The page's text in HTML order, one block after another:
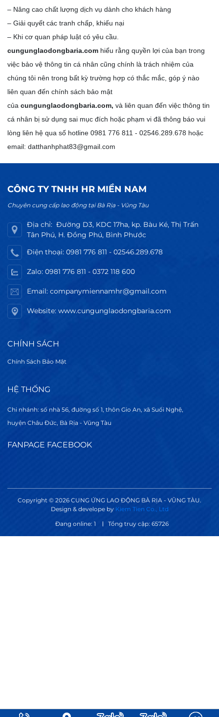
– Nâng cao chất lượng dịch vụ dành cho khách hàng
– Giải quyết các tranh chấp, khiếu nại
– Khi cơ quan pháp luật có yêu cầu.
cungunglaodongbaria.com hiểu rằng quyền lợi của bạn trong
việc bảo vệ thông tin cá nhân cũng chính là trách nhiệm của
chúng tôi nên trong bất kỳ trường hợp có thắc mắc, góp ý nào
liên quan đến chính sách bảo mật
của cungunglaodongbaria.com, và liên quan đến việc thông tin
cá nhân bị sử dụng sai mục đích hoặc phạm vi đã thông báo vui
lòng liên hệ qua số hotline 0981 776 811 - 02546.289.678 hoặc
email: datthanhphat83@gmail.com
CÔNG TY TNHH HR MIỀN NAM
Chuyên cung cấp lao động tại Bà Rịa - Vũng Tàu
Địa chỉ: Đường D3, KDC 17ha, kp. Bàu Ké, Thị Trấn
Tân Phú, H. Đồng Phú, Bình Phước
Điện thoại: 0981 776 811 - 02546.289.678
Zalo: 0981 776 811 - 0372 118 600
Email: companymiennamhr@gmail.com
Website: www.cungunglaodongbaria.com
CHÍNH SÁCH
Chính Sách Bảo Mật
HỆ THỐNG
Chi nhánh: số nhà 56, đường số 1, thôn Gio An, xã Suối Nghệ,
huyện Châu Đức, Bà Rịa - Vũng Tàu
FANPAGE FACEBOOK
Copyright © 2026 CUNG ỨNG LAO ĐỘNG BÀ RỊA - VŨNG TÀU.
Design & develope by Kiem Tien Co., Ltd
Đang online: 1
Tổng truy cập: 65726